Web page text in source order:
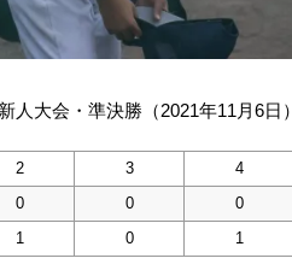
人大会・準決勝（2021年11月6日）
2 3 4
0 0 0
1 0 1